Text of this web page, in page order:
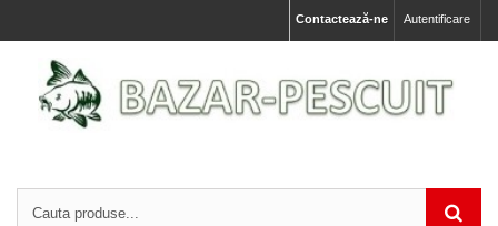
Autentificare
Contactează-ne